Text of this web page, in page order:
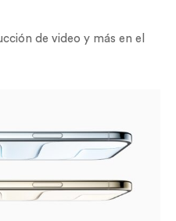
de video y más en el